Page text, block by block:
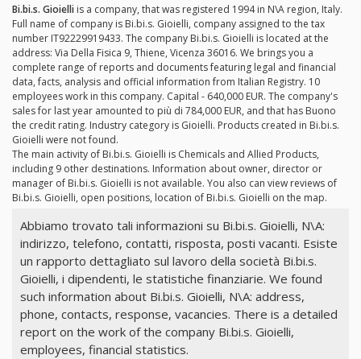
Bi.bi.s. Gioielli is a company, that was registered 1994 in N\A region, Italy.
Full name of company is Bi.bi.s. Gioielli, company assigned to the tax
number IT92229919433. The company Bi.bi.s. Gioielli is located at the
address: Via Della Fisica 9, Thiene, Vicenza 36016. We brings you a
complete range of reports and documents featuring legal and financial
data, facts, analysis and official information from Italian Registry. 10
employees work in this company. Capital - 640,000 EUR. The company's
sales for last year amounted to più di 784,000 EUR, and that has Buono
the credit rating. Industry category is Gioielli. Products created in Bi.bi.s.
Gioielli were not found.
The main activity of Bi.bi.s. Gioielli is Chemicals and Allied Products,
including 9 other destinations. Information about owner, director or
manager of Bi.bi.s. Gioielli is not available. You also can view reviews of
Bi.bi.s. Gioielli, open positions, location of Bi.bi.s. Gioielli on the map.
Abbiamo trovato tali informazioni su Bi.bi.s. Gioielli, N\A:
indirizzo, telefono, contatti, risposta, posti vacanti. Esiste
un rapporto dettagliato sul lavoro della società Bi.bi.s.
Gioielli, i dipendenti, le statistiche finanziarie. We found
such information about Bi.bi.s. Gioielli, N\A: address,
phone, contacts, response, vacancies. There is a detailed
report on the work of the company Bi.bi.s. Gioielli,
employees, financial statistics.